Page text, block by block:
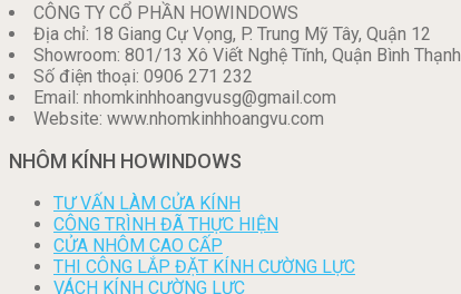
CÔNG TY CỔ PHẦN HOWINDOWS
Địa chỉ: 18 Giang Cự Vọng, P. Trung Mỹ Tây, Quận 12
Showroom: 801/13 Xô Viết Nghệ Tĩnh, Quận Bình Thạnh
Số điện thoại: 0906 271 232
Email: nhomkinhhoangvusg@gmail.com
Website: www.nhomkinhhoangvu.com
NHÔM KÍNH HOWINDOWS
TƯ VẤN LÀM CỬA KÍNH
CÔNG TRÌNH ĐÃ THỰC HIỆN
CỬA NHÔM CAO CẤP
THI CÔNG LẮP ĐẶT KÍNH CƯỜNG LỰC
VÁCH KÍNH CƯỜNG LỰC